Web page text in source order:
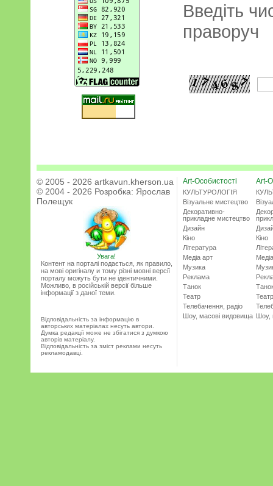
Введіть
праворуч
© 2005 - 2026 artkavun.kherson.ua
© 2004 - 2026 Розробка: Ярослав
Полещук
Увага!
Контент на порталі подається, як правило,
на мові оригіналу и тому різні мовні версії
порталу можуть бути не ідентичними.
Можливо, в російській версії більше
інформації з даної теми.
Відповідальність за інформацію в
авторських матеріалах несуть автори.
Думка редакції може не збігатися з думкою
авторів матеріалу.
Відповідальність за зміст реклами несуть
рекламодавці.
Art-Особистості
КУЛЬТУРОЛОГІЯ
Візуальне мистецтво
Декоративно-
прикладне мистецтво
Дизайн
Кіно
Література
Медіа арт
Музика
Реклама
Танок
Театр
Телебачення, радіо
Шоу, масові видовища
Art-
Кіно
Театр
Шоу,